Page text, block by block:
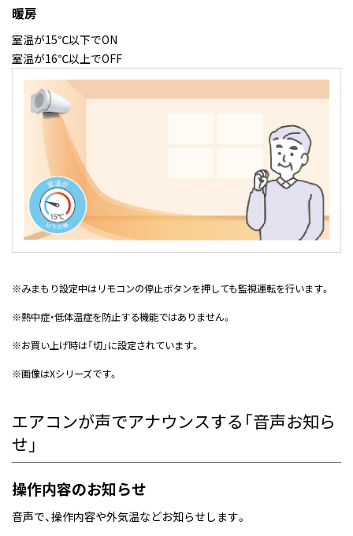
暖房
室温が15℃以下でON
室温が16℃以上でOFF
※みまもり設定中はリモコンの停止ボタンを押しても監視運転を行います。
※熱中症・低体温症を防止する機能ではありません。
※お買い上げ時は「切」に設定されています。
※画像はXシリーズです。
エアコンが声でアナウンスする「音声お知ら
せ」
操作内容のお知らせ
音声で、操作内容や外気温などお知らせします。